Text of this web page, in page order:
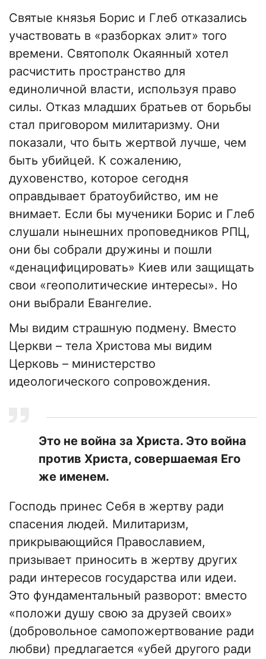
Святые князья Борис и Глеб отказались
участвовать в «разборках элит» того
времени. Святополк Окаянный хотел
расчистить пространство для
единоличной власти, используя право
силы. Отказ младших братьев от борьбы
стал приговором милитаризму. Они
показали, что быть жертвой лучше, чем
быть убийцей. К сожалению,
духовенство, которое сегодня
оправдывает братоубийство, им не
внимает. Если бы мученики Борис и Глеб
слушали нынешних проповедников РПЦ,
они бы собрали дружины и пошли
«денацифицировать» Киев или защищать
свои «геополитические интересы». Но
они выбрали Евангелие.
Мы видим страшную подмену. Вместо
Церкви – тела Христова мы видим
Церковь – министерство
идеологического сопровождения.
Это не война за Христа. Это война
против Христа, совершаемая Его
же именем.
​Господь принес Себя в жертву ради
спасения людей. Милитаризм,
прикрывающийся Православием,
призывает приносить в жертву других
ради интересов государства или идеи.
Это фундаментальный разворот: вместо
«положи душу свою за друзей своих»
(добровольное самопожертвование ради
любви) предлагается «убей другого ради